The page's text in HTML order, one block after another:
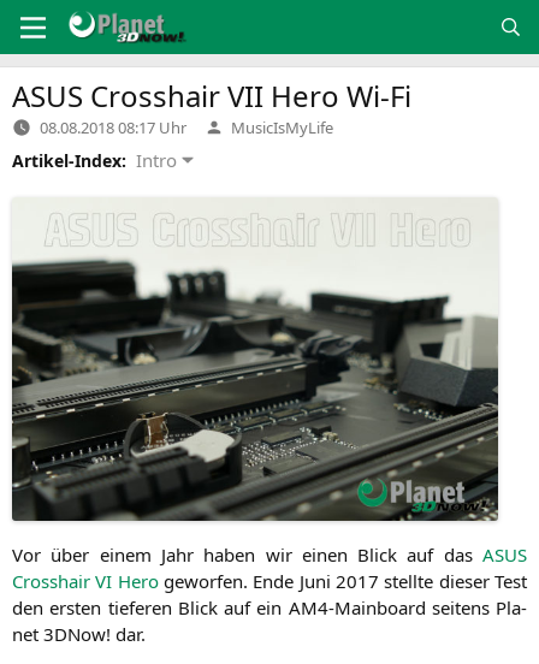
Inhalt
springen
ASUS CrosshairVII Hero Wi-Fi
08.08.2018 08:17 Uhr Verfasst
von
MusicIsMyLife
Artikel-Index: Intro
Vor über einem Jahr haben wir einen Blick auf das ASUS
Cross­hairVI Herogewor­fen. Ende Juni 2017 stell­te die­ser Test
den ers­ten tie­fe­ren Blick auf ein AM4-Main­board sei­tens Pla­
net 3DNow! dar.